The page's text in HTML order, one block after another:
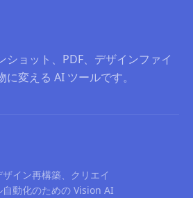
ショット、PDF、デザインファイ
変える AI ツールです。
イン再構築、クリエイ
動化のための Vision AI